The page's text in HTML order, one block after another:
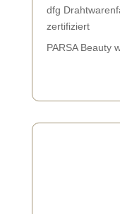
dfg
zertifiziert
PARSA Beauty